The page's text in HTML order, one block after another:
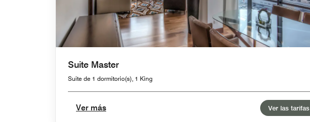
Suite Master
Suite de 1 dormitorio(s), 1 King
Ver más Ver las tarifas